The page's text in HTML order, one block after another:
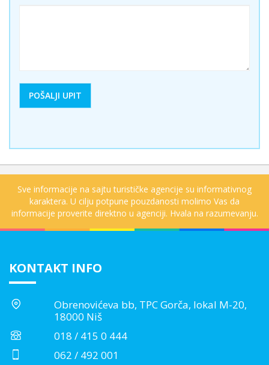
Sve informacije na sajtu turističke agencije su informativnog
karaktera. U cilju potpune pouzdanosti molimo Vas da
informacije proverite direktno u agenciji. Hvala na razumevanju.
KONTAKT INFO
Obrenovićeva bb, TPC Gorča, lokal M-20,
18000 Niš
018 / 415 0 444
062 / 492 001